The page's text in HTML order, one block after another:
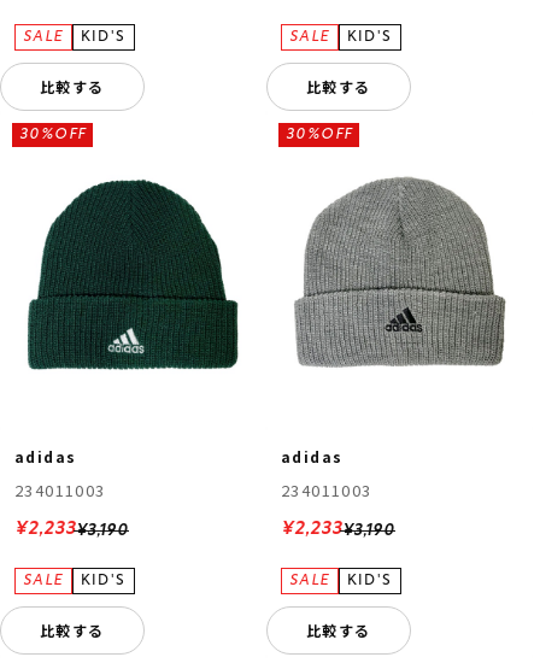
比較する 比較する
adidas
234011003
¥3,190
30%OFF
¥2,233
比較する
adidas
234011003
¥3,190
30%OFF
¥2,233
比較する